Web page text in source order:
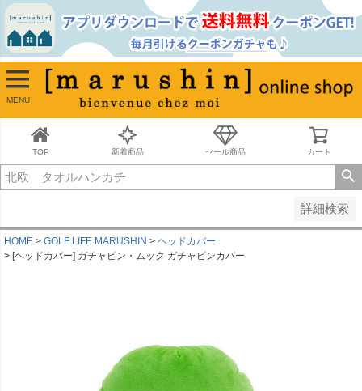
MENU
TOP 新着商品 セール商品 カート
詳細検索
並び順
新着順
古い順
価格が安い順
価格が高い順
キーワードヒット順
HOME GOLF LIFE MARUSHIN
ヘッドカバー
[ヘッドカバー] ガチャピン・ムック ガチャピンカバー